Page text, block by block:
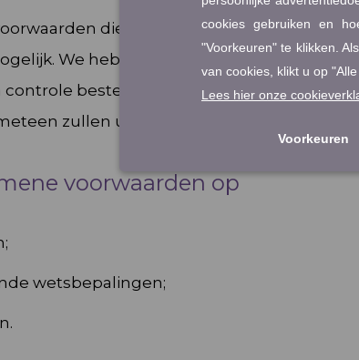
die niet door VeiligDoen zijn
We hebben dan wel iets meer tijd
bestellen, waarbij we de
zullen updaten.
voorwaarden op
wetsbepalingen;